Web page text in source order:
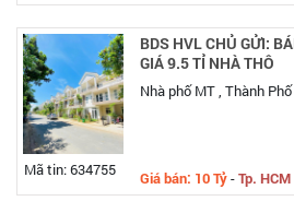
Mã tin: 634755
BDS HVL CHỦ GỬI:
GIÁ 9.5 TỈ NHÀ THÔ
Nhà phố MT , Thành
Giá bán: 10 Tỷ-Tp. HCM